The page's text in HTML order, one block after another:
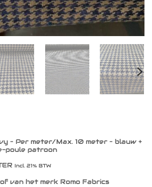
– Per meter/Max. 10 meter – blauw +
poule patroon
Incl. 21% BTW
van het merk Romo Fabrics